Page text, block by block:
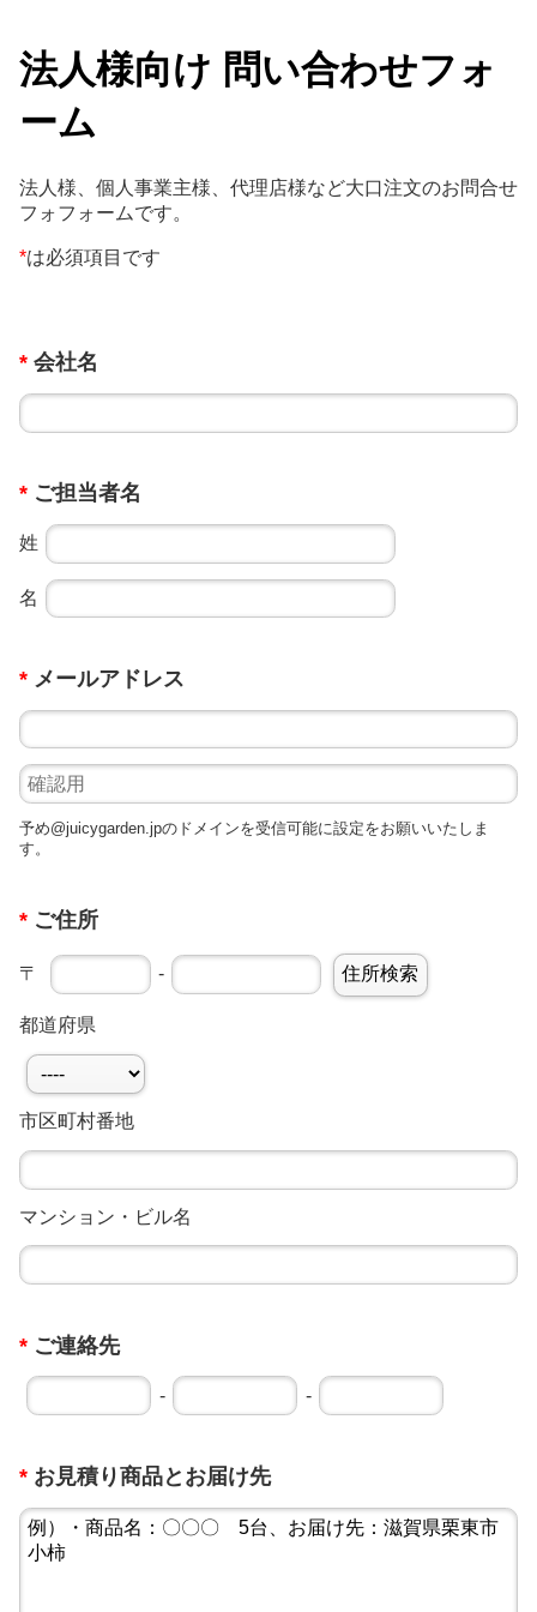
法人様向け 問い合わせフォ
ーム
法人様、個人事業主様、代理店様など大口注文のお問合せ
フォフォームです。
*は必須項目です
* 会社名
* ご担当者名
姓
名
* メールアドレス
予め@juicygarden.jpのドメインを受信可能に設定をお願いいたしま
す。
* ご住所
〒 -
都道府県
市区町村番地
マンション・ビル名
* ご連絡先
- -
* お見積り商品とお届け先